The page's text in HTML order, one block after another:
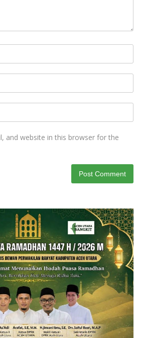
and website in this browser for the